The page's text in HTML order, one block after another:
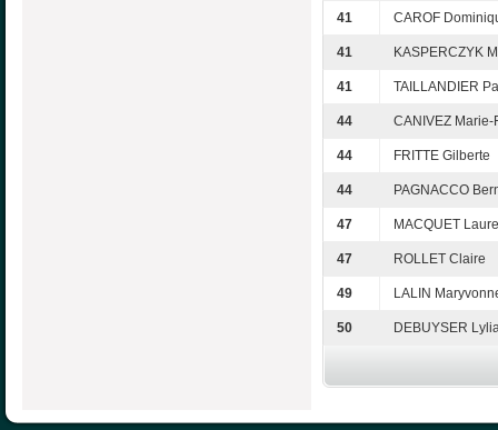
41 CAROF
41 KASPERCZYK
41 TAILLANDIER
44 CANIVEZ Marie-
44 FRITTE Gilberte
44 PAGNACCO
47 MACQUET
47 ROLLET Claire
49 LALIN
50 DEBUYSER